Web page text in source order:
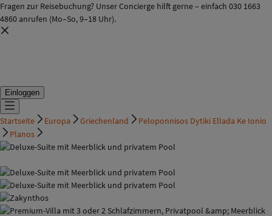
Fragen zur Reisebuchung? Unser Concierge hilft gerne – einfach 030 1663
4860 anrufen (Mo–So, 9–18 Uhr).
Einloggen
Startseite Europa Griechenland
Peloponnisos Dytiki Ellada Ke Ionio
Planos